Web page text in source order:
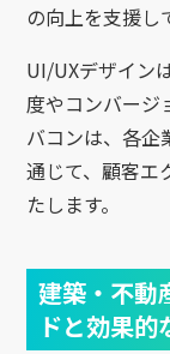
の向上を支援し
UI/UXデザイン
度やコンバージ
バコンは、各企
通じて、顧客エ
たします。
建築・不動
ドと効果